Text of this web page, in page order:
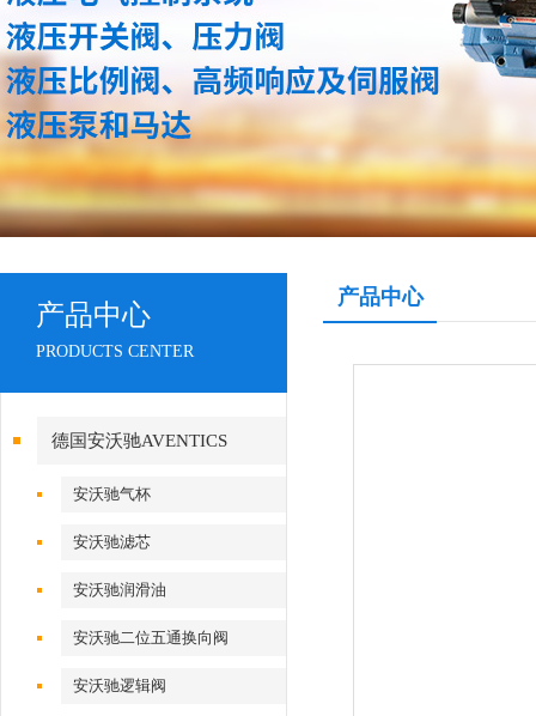
产品中心
PRODUCTS CENTER
德国安沃驰AVENTICS
安沃驰气杯
安沃驰滤芯
安沃驰润滑油
安沃驰二位五通换向阀
安沃驰逻辑阀
产品中心